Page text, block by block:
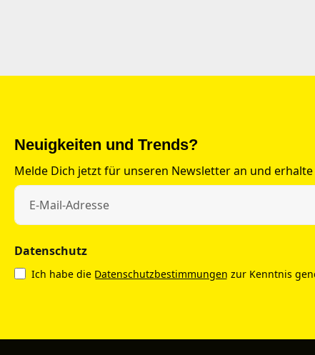
Neuigkeiten und Trends?
Melde Dich jetzt für unseren Newsletter an und
Datenschutz
Ich habe die Datenschutzbestimmungen zur Kenntnis